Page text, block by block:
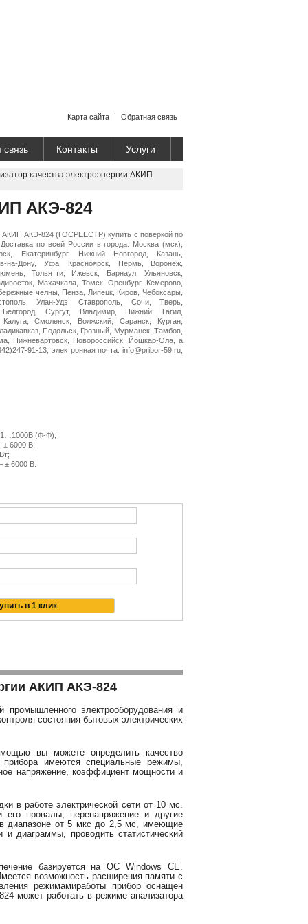
Обратная связь
Карта сайта
Контакты Услуги
качества электроэнергии АКИП
АКЭ-824
АКИП АКЭ-824 (ГОСРЕЕСТР) купить с поверкой по
по всей России в города: Москва (мск),
Екатеринбург, Нижний Новгород, Казань,
на-Дону, Уфа, Красноярск, Пермь, Воронеж,
Тольятти, Ижевск, Барнаул, Ульяновск,
Махачкала, Томск, Оренбург, Кемерово,
челны, Пенза, Липецк, Киров, Чебоксары,
Улан-Удэ, Ставрополь, Сочи, Тверь,
Сургут, Владимир, Нижний Тагил,
Смоленск, Волжский, Саранск, Курган,
Подольск, Грозный, Мурманск, Тамбов,
Нижневартовск, Новороссийск, Йошкар-Ола, а
91-13, электронная почта: info@pribor-59.ru,
(Ф-Ф);
± 6000 В;
± 6000 В.
АКИП АКЭ-824
электрооборудования и
состояния бытовых электрических
вы можете определить качество
имеются специальные режимы,
напряжение, коэффициент мощности и
в работе электрической сети от 10 мс.
его провалы, перенапряжение и другие
в диапазоне от 5 мкс до 2,5 мс, имеющие
диаграммы, проводить статистический
базируется на ОС Windows CE.
возможность расширения памяти с
режимамиработы прибор оснащен
может работать в режиме анализатора